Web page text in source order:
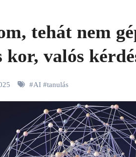
tehát nem
kor, valós
#AI #tanulás